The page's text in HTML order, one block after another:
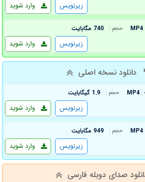
وارد شوید زیرنویس
MP4 حجم : 740 مگابایت
وارد شوید زیرنویس
دانلود نسخه اصلی
:
MP4 حجم : 1.9 گیگابایت
وارد شوید زیرنویس
MP4 حجم : 949 مگابایت
وارد شوید زیرنویس
صدای دوبله فارسی